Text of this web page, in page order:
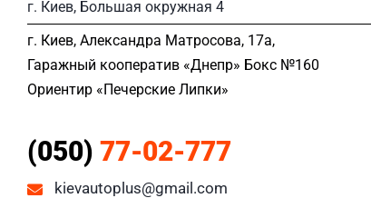
г. Киев, Большая окружная 4
г. Киев, Александра Матросова, 17а,
Гаражный кооператив «Днепр» Бокс №160
Ориентир «Печерские Липки»
(050) 77-02-777
kievautoplus@gmail.com